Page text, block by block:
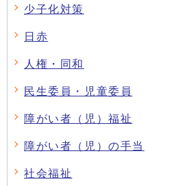
少子化対策
日赤
人権・同和
民生委員・児童委員
障がい者（児）福祉
障がい者（児）の手当
社会福祉